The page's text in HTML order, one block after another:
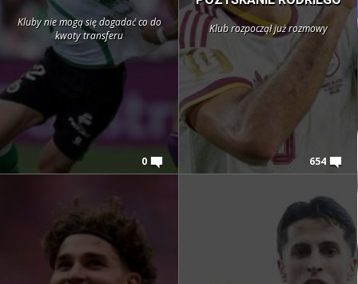
Kluby nie mogą się dogadać co do
kwoty transferu
0
Klub rozpoczął już rozmowy
654